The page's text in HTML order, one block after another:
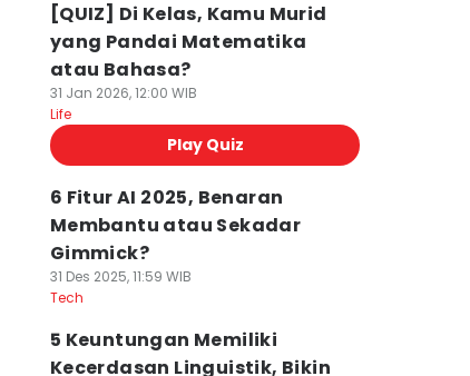
[QUIZ] Di Kelas, Kamu Murid
yang Pandai Matematika
atau Bahasa?
31 Jan 2026, 12:00 WIB
Life
Play Quiz
6 Fitur AI 2025, Benaran
Membantu atau Sekadar
Gimmick?
31 Des 2025, 11:59 WIB
Tech
5 Keuntungan Memiliki
Kecerdasan Linguistik, Bikin